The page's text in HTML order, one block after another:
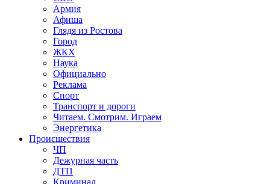
Армия
Афиша
Глядя из Ростова
Город
ЖКХ
Наука
Официально
Реклама
Спорт
Транспорт и дороги
Читаем. Смотрим. Играем
Энергетика
Происшествия
ЧП
Дежурная часть
ДТП
Криминал